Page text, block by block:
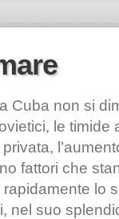
Cuba non si
le timide
privata,
fattori che
rapidamente lo
nel suo